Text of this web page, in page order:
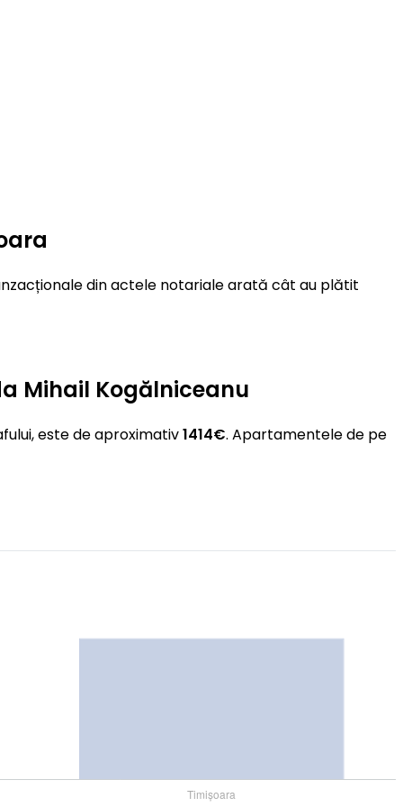
din actele notariale arată cât au plătit
Mihail Kogălniceanu
este de aproximativ1414€. Apartamentele de pe